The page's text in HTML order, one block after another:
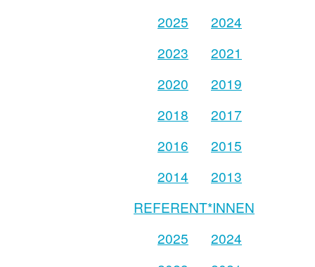
2025
2024
2023
2021
2020
2019
2018
2017
2016
2015
2014
2013
REFERENT*INNEN
2025
2024